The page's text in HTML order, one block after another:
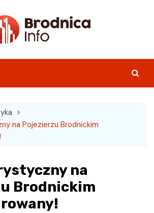
na Pojezierzu Brodnickim
na
Brodnickim